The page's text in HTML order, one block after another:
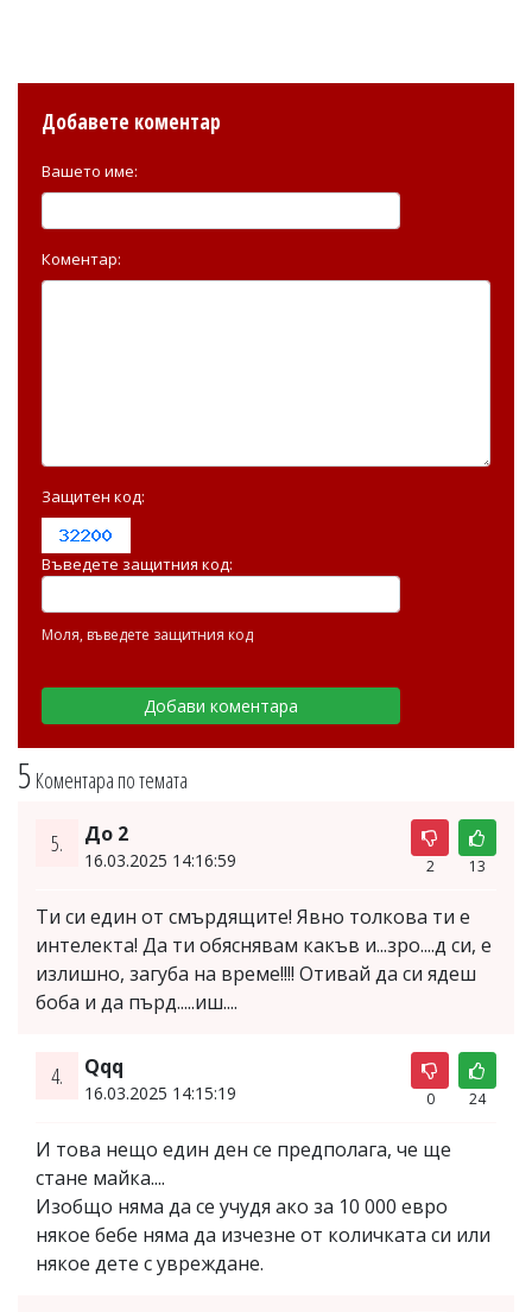
5 Коментара по темата
5. До 2
16.03.2025 14:16:59 2 13
Ти си един от смърдящите! Явно толкова ти е
интелекта! Да ти обяснявам какъв и...зро....д си, е
излишно, загуба на време!!!! Отивай да си ядеш
боба и да пърд.....иш....
4. Qqq
16.03.2025 14:15:19 0 24
И това нещо един ден се предполага, че ще
стане майка....
Изобщо няма да се учудя ако за 10 000 евро
някое бебе няма да изчезне от количката си или
някое дете с увреждане.
Добавете коментар
Вашето име:
Коментар:
Защитен код:
Въведете защитния код:
Моля, въведете защитния код